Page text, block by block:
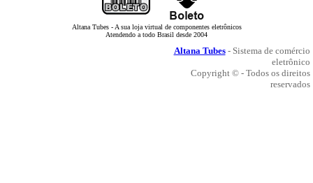
Altana Tubes - A sua loja virtual de componentes eletrônicos
Atendendo a todo Brasil desde 2004
Altana Tubes- Sistema de comércio
eletrônico
Copyright © - Todos os direitos
reservados